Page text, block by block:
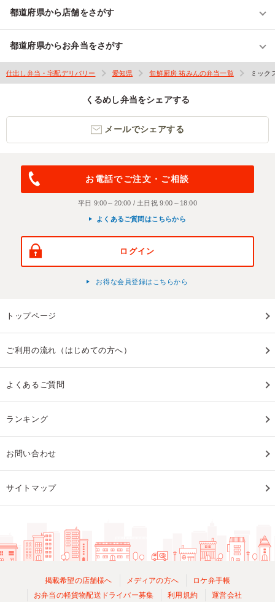
都道府県から店舗をさがす
都道府県からお弁当をさがす
仕出し弁当・宅配デリバリー 愛知県 旬鮮厨房 祐みんの弁当一覧 ミック
くるめし弁当をシェアする
メールでシェアする
お電話でご注文・ご相談
平日 9:00～20:00 / 土日祝 9:00～18:00
よくあるご質問はこちらから
ログイン
お得な会員登録はこちらから
トップページ
ご利用の流れ（はじめての方へ）
よくあるご質問
ランキング
お問い合わせ
サイトマップ
掲載希望の店舗様へ メディアの方へ
ロケ弁手帳
お弁当の軽貨物配送ドライバー募集
利用規約 運営会社